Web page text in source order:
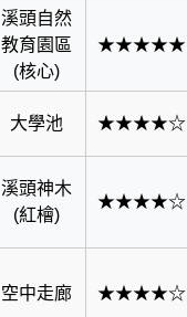
溪頭自然
教育園區
(核心)
★★★★★
大學池 ★★★★☆
溪頭神木
(紅檜)
★★★★☆
空中走廊 ★★★★☆